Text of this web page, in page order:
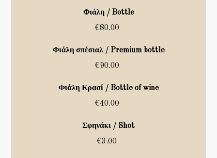
Φιάλη / Bottle
€80.00
Φιάλη σπέσιαλ / Premium bottle
€90.00
Φιάλη Κρασί / Bottle of wine
€40.00
Σφηνάκι / Shot
€3.00